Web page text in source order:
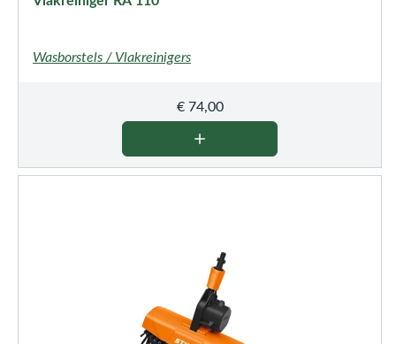
Wasborstels / Vlakreinigers
€74,00